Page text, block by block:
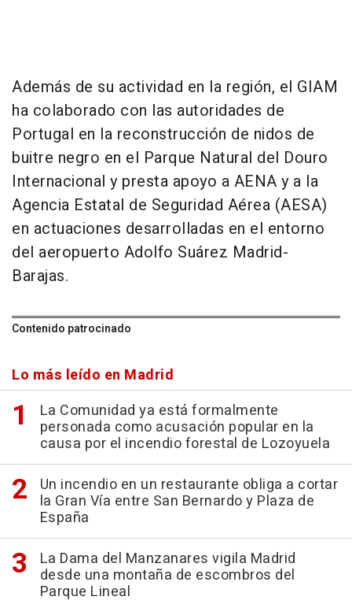
Además de su actividad en la región, el GIAM
ha colaborado con las autoridades de
Portugal en la reconstrucción de nidos de
buitre negro en el Parque Natural del Douro
Internacional y presta apoyo a AENA y a la
Agencia Estatal de Seguridad Aérea (AESA)
en actuaciones desarrolladas en el entorno
del aeropuerto Adolfo Suárez Madrid-
Barajas.
Contenido patrocinado
Lo más leído en Madrid
La Comunidad ya está formalmente
personada como acusación popular en la
causa por el incendio forestal de Lozoyuela
Un incendio en un restaurante obliga a cortar
la Gran Vía entre San Bernardo y Plaza de
España
La Dama del Manzanares vigila Madrid
desde una montaña de escombros del
Parque Lineal